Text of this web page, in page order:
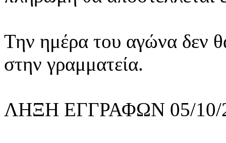
Την ημέρα του αγώνα δεν
στην γραμματεία.
ΛΗΞΗ ΕΓΓΡΑΦΩΝ 05/10/